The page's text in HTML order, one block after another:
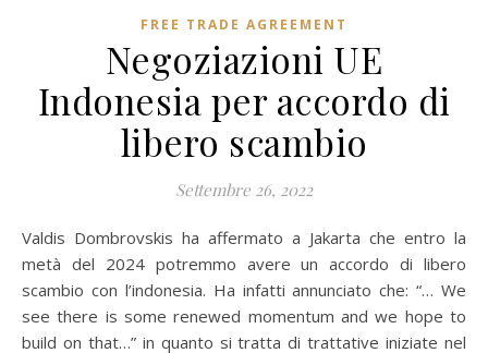
FREE TRADE AGREEMENT
Negoziazioni UE
Indonesia per accordo di
libero scambio
Settembre 26, 2022
Valdis Dombrovskis ha affermato a Jakarta che entro la
metà del 2024 potremmo avere un accordo di libero
scambio con l’indonesia. Ha infatti annunciato che: “… We
see there is some renewed momentum and we hope to
build on that…” in quanto si tratta di trattative iniziate nel